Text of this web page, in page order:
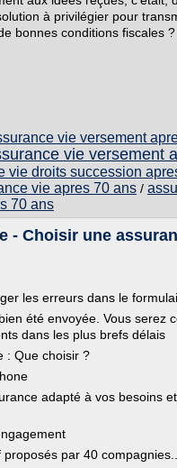
à privilégier pour
bonnes conditions fiscales ?
vie versement
vie versement
vie droits succession
vie apres 70 ans /
70 ans
- Choisir une
les erreurs dans le
été envoyée. Vous serez
dans les plus brefs délais
: Que choisir ?
adapté à vos besoins
par 40 compagnies...